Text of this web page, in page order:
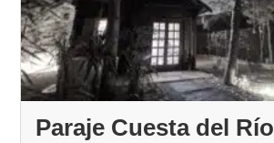
Paraje Cuesta del Río